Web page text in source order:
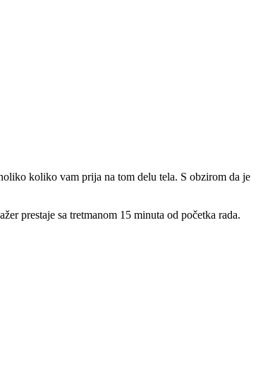
koliko vam prija na tom delu tela. S obzirom da je
prestaje sa tretmanom 15 minuta od početka rada.